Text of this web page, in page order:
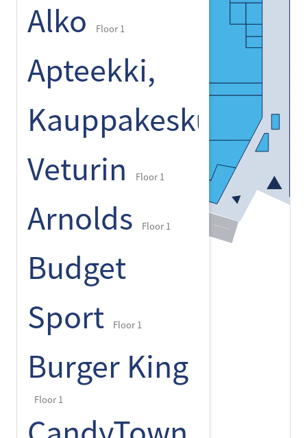
Alko Floor 1
Apteekki,
Kauppakeskus
Veturin
Floor 1
Arnolds Floor 1
Budget
Sport
Floor 1
Burger King
Floor 1